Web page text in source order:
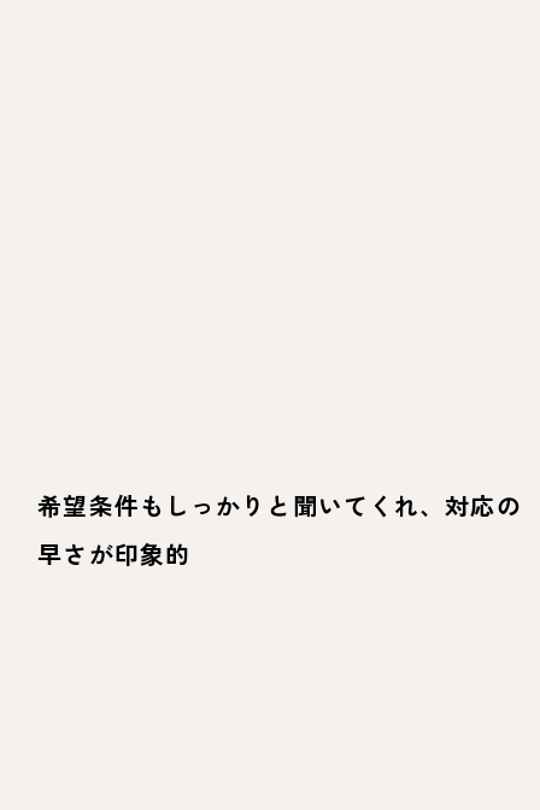
希望条件もしっかりと聞いてくれ、対応の
早さが印象的